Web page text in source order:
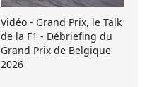
Vidéo - Grand Prix, le Talk
de la F1 - Débriefing du
Grand Prix de Belgique
2026